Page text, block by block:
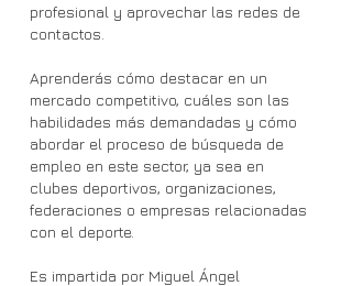
profesional y aprovechar las redes de
contactos.
Aprenderás cómo destacar en un
mercado competitivo, cuáles son las
habilidades más demandadas y cómo
abordar el proceso de búsqueda de
empleo en este sector, ya sea en
clubes deportivos, organizaciones,
federaciones o empresas relacionadas
con el deporte.
Es impartida por Miguel Ángel